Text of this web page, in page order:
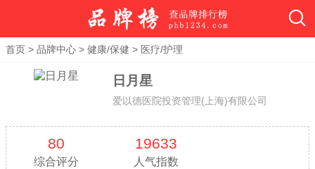
首页 > 品牌中心 > 健康/保健 > 医疗/护理
日月星
爱以德医院投资管理(上海)有限公司
80
综合评分
19633
人气指数